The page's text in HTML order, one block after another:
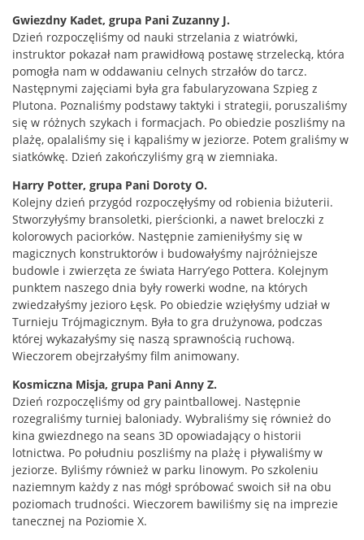
Gwiezdny Kadet, grupa Pani Zuzanny J.
Dzień rozpoczęliśmy od nauki strzelania z wiatrówki,
instruktor pokazał nam prawidłową postawę strzelecką, która
pomogła nam w oddawaniu celnych strzałów do tarcz.
Następnymi zajęciami była gra fabularyzowana Szpieg z
Plutona. Poznaliśmy podstawy taktyki i strategii, poruszaliśmy
się w różnych szykach i formacjach. Po obiedzie poszliśmy na
plażę, opalaliśmy się i kąpaliśmy w jeziorze. Potem graliśmy w
siatkówkę. Dzień zakończyliśmy grą w ziemniaka.
Harry Potter, grupa Pani Doroty O.
Kolejny dzień przygód rozpoczęłyśmy od robienia biżuterii.
Stworzyłyśmy bransoletki, pierścionki, a nawet breloczki z
kolorowych paciorków. Następnie zamieniłyśmy się w
magicznych konstruktorów i budowałyśmy najróżniejsze
budowle i zwierzęta ze świata Harry’ego Pottera. Kolejnym
punktem naszego dnia były rowerki wodne, na których
zwiedzałyśmy jezioro Łęsk. Po obiedzie wzięłyśmy udział w
Turnieju Trójmagicznym. Była to gra drużynowa, podczas
której wykazałyśmy się naszą sprawnością ruchową.
Wieczorem obejrzałyśmy film animowany.
Kosmiczna Misja, grupa Pani Anny Z.
Dzień rozpoczęliśmy od gry paintballowej. Następnie
rozegraliśmy turniej baloniady. Wybraliśmy się również do
kina gwiezdnego na seans 3D opowiadający o historii
lotnictwa. Po południu poszliśmy na plażę i pływaliśmy w
jeziorze. Byliśmy również w parku linowym. Po szkoleniu
naziemnym każdy z nas mógł spróbować swoich sił na obu
poziomach trudności. Wieczorem bawiliśmy się na imprezie
tanecznej na Poziomie X.